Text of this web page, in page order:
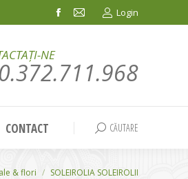
Facebook
in
window
Mail
in
window
Login
NE
CONTACT Search:
CĂUTARE
& flori SOLEIROLIA SOLEIROLII